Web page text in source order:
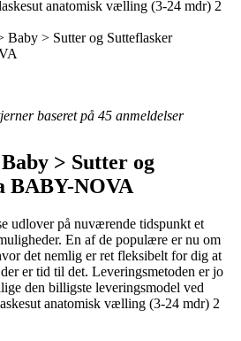
anatomisk vælling (3-24 mdr) 2
Baby > Sutter og Sutteflasker
baseret på 45 anmeldelser
> Sutter og
BABY-NOVA
udlover på nuværende tidspunkt et
En af de populære er nu om
det nemlig er ret fleksibelt for dig at
er tid til det. Leveringsmetoden er jo
den billigste leveringsmodel ved
anatomisk vælling (3-24 mdr) 2